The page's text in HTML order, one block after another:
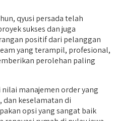
qyusi persada telah
sukses dan juga
positif dari pelanggan
yang terampil, profesional,
perolehan paling
manajemen order yang
dan keselamatan di
opsi yang sangat baik